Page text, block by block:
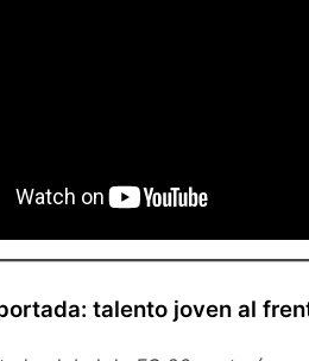
talento joven al